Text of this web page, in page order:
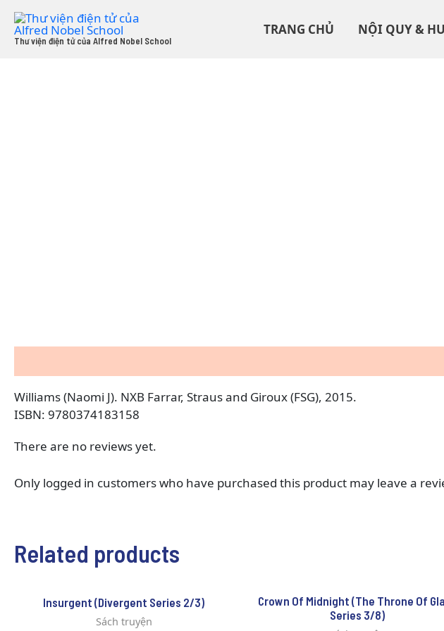
Skip
content
Thư viện điện tử của Alfred Nobel School
TRANG CHỦ NỘI QUY &
Williams (Naomi J). NXB Farrar, Straus and Giroux (FSG), 2015.
ISBN: 9780374183158
There are no reviews yet.
Only logged in customers who have purchased this product may leave a
Related products
Insurgent (Divergent Series 2/3)
Sách truyện
Crown Of Midnight (The Throne Of
Series 3/8)